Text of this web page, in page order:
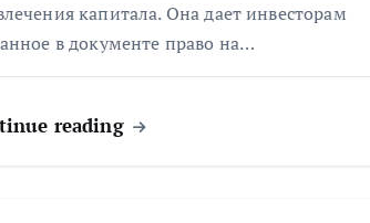
капитала. Она дает инвесторам
в документе право на…
reading